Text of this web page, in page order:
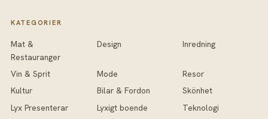
KATEGORIER
Mat &
Restauranger
Design Inredning
Vin & Sprit Mode
Resor
Kultur
Bilar & Fordon
Skönhet
Lyx Presenterar
Lyxigt boende Teknologi